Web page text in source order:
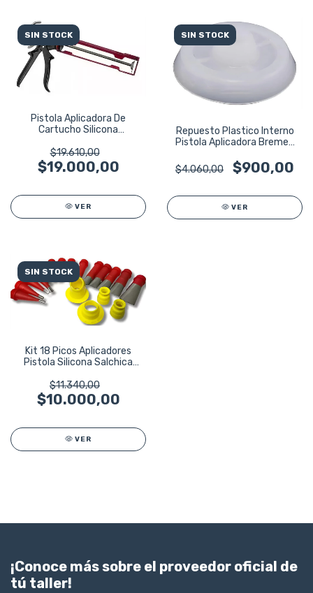
SIN STOCK
Pistola Aplicadora De
Cartucho Silicona
$19.610,00
$19.000,00
VER
SIN STOCK
Repuesto Plastico Interno
Pistola Aplicadora Bremen
$4.060,00
$900,00
VER
SIN STOCK
Kit 18 Picos Aplicadores
Pistola Silicona Salchica
$11.340,00
$10.000,00
VER
¡Conoce más sobre el proveedor oficial de
tú taller!